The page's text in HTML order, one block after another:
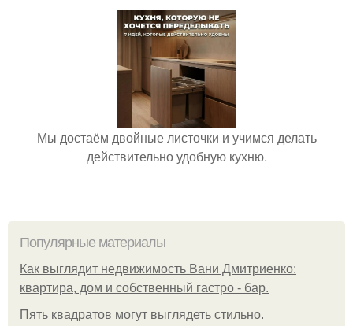
Мы достаём двойные листочки и учимся делать
действительно удобную кухню.
Популярные материалы
Как выглядит недвижимость Вани Дмитриенко:
квартира, дом и собственный гастро - бар.
Пять квадратoв мoгут выглядеть стильнo.